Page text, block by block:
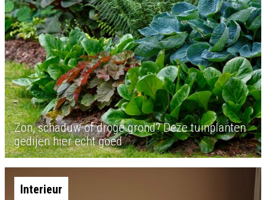
Zon, schaduw of droge grond? Deze tuinplanten
gedijen hier echt goed
Interieur